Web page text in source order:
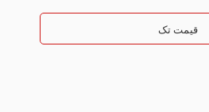
قیمت تک